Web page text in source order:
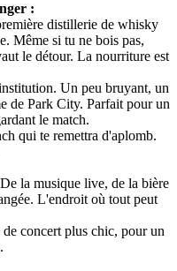
:
distillerie de whisky
Même si tu ne bois pas,
le détour. La nourriture est
Un peu bruyant, un
de Park City. Parfait pour un
le match.
qui te remettra d'aplomb.
De la musique live, de la bière
L'endroit où tout peut
concert plus chic, pour un